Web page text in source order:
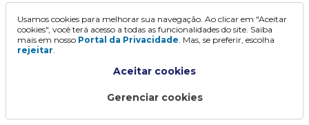
Continuar
Usamos cookies para melhorar sua navegação. Ao clicar em "Aceitar
cookies", você terá acesso a todas as funcionalidades do site. Saiba
mais em nosso Portal da Privacidade. Mas, se preferir, escolha
rejeitar.
Aceitar cookies
Gerenciar cookies